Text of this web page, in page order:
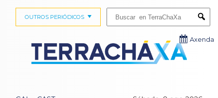
OUTROS PERIÓDICOS
Axenda